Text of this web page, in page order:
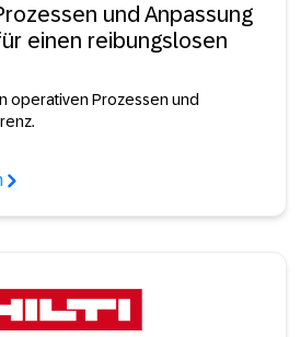
und Anpassung
einen reibungslosen
operativen Prozessen und